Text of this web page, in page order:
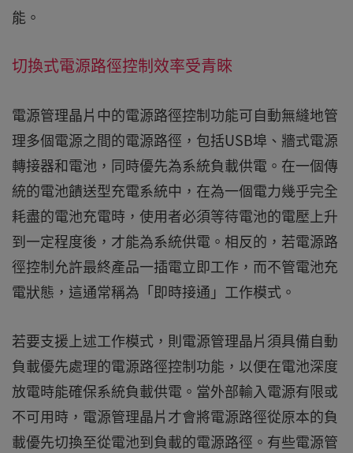
能。
切換式電源路徑控制效率受青睞
電源管理晶片中的電源路徑控制功能可自動無縫地管
理多個電源之間的電源路徑，包括USB埠、牆式電源
轉接器和電池，同時優先為系統負載供電。在一個傳
統的電池饋送型充電系統中，在為一個電力幾乎完全
耗盡的電池充電時，使用者必須等待電池的電壓上升
到一定程度後，才能為系統供電。相反的，若電源路
徑控制允許最終產品一插電立即工作，而不管電池充
電狀態，這通常稱為「即時接通」工作模式。
若要支援上述工作模式，則電源管理晶片須具備自動
負載優先處理的電源路徑控制功能，以便在電池深度
放電時能確保系統負載供電。當外部輸入電源有限或
不可用時，電源管理晶片才會將電源路徑從原本的負
載優先切換至從電池到負載的電源路徑。有些電源管